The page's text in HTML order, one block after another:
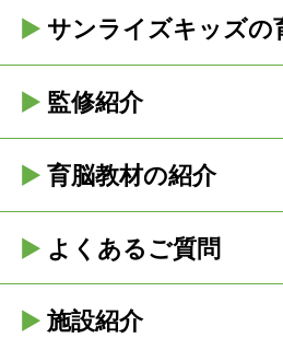
サンライズキッズの
監修紹介
育脳教材の紹介
よくあるご質問
施設紹介